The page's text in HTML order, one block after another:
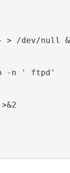
/dev/null
-n ' ftpd'